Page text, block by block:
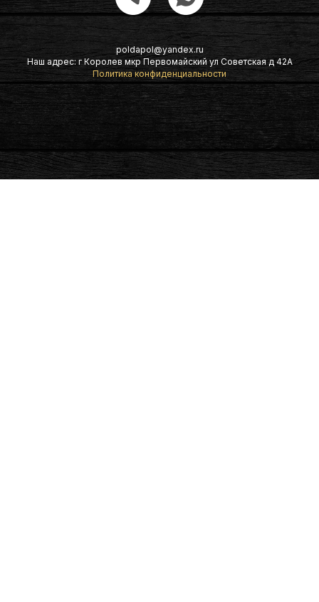
poldapol@yandex.ru
Наш адрес: г Королев мкр Первомайский ул Советская д 42А
Политика конфиденциальности